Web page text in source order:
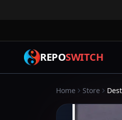
REPOSWITCH
Home Store